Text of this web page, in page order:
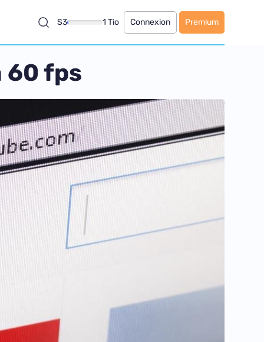
S3 1 Tio Connexion Premium
60 fps